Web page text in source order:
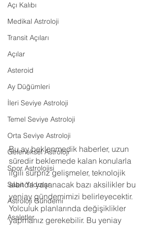
Açı Kalıbı
Medikal Astroloji
Transit Açıları
Açılar
Asteroid
Ay Düğümleri
İleri Seviye Astroloji
Temel Seviye Astroloji
Orta Seviye Astroloji
Geleneksel Astroloji
Spor Astrolojisi
Sabit Yıldızlar
Astroloji Gündemi
Asaletler
Bu ay beklenmedik haberler, uzun
süredir beklemede kalan konularla
ilgili sürpriz gelişmeler, teknolojik
alanda yaşanacak bazı aksilikler bu
yeniay gündemimizi belirleyecektir.
Yolculuk planlarında değişiklikler
yapmanız gerekebilir. Bu yeniay